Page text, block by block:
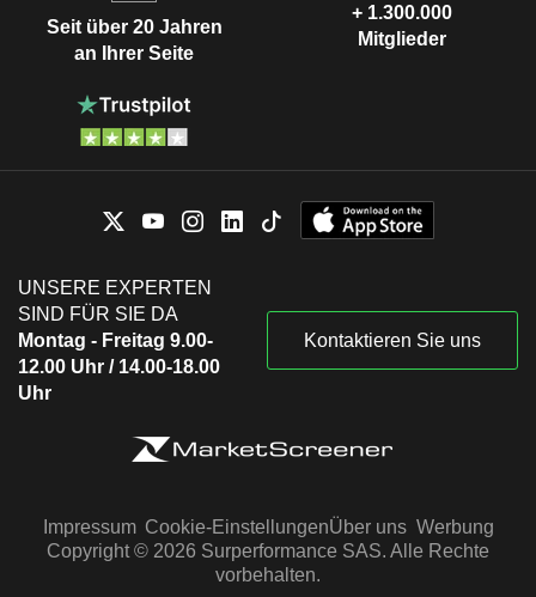
Seit über 20 Jahren
an Ihrer Seite
+ 1.300.000
Mitglieder
UNSERE EXPERTEN
SIND FÜR SIE DA
Montag - Freitag 9.00-
12.00 Uhr / 14.00-18.00
Uhr
Kontaktieren Sie uns
Impressum Cookie-EinstellungenÜber uns Werbung
Copyright © 2026 Surperformance SAS. Alle Rechte
vorbehalten.